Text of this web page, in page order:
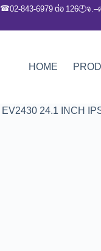
☎02-843-6979 ต่อ 126🕘จ.–
HOME